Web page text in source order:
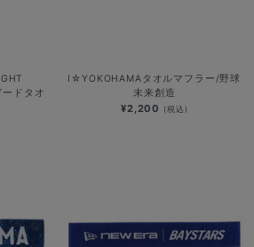
ドタオ
I☆YOKOHAMAタオルマフラー/野球
未来創造
¥2,200 (税込)